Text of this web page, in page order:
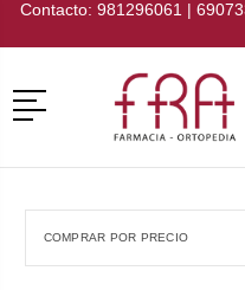
Contacto: 981296061 |
Menú
COMPRAR POR PRECIO